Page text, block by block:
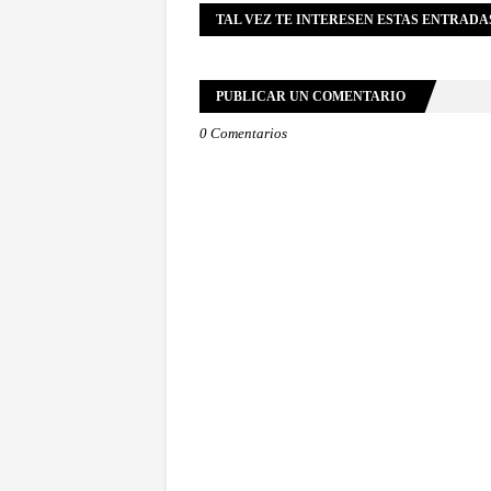
TAL VEZ TE INTERESEN ESTAS
PUBLICAR UN COMENTARIO
0 Comentarios